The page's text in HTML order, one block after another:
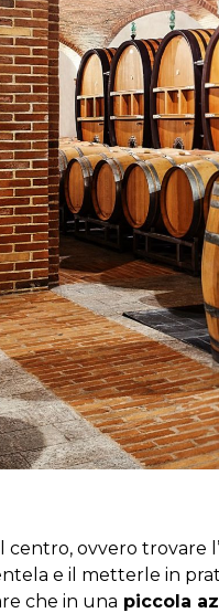
centro, ovvero trovare
e il metterle in
che in una piccola